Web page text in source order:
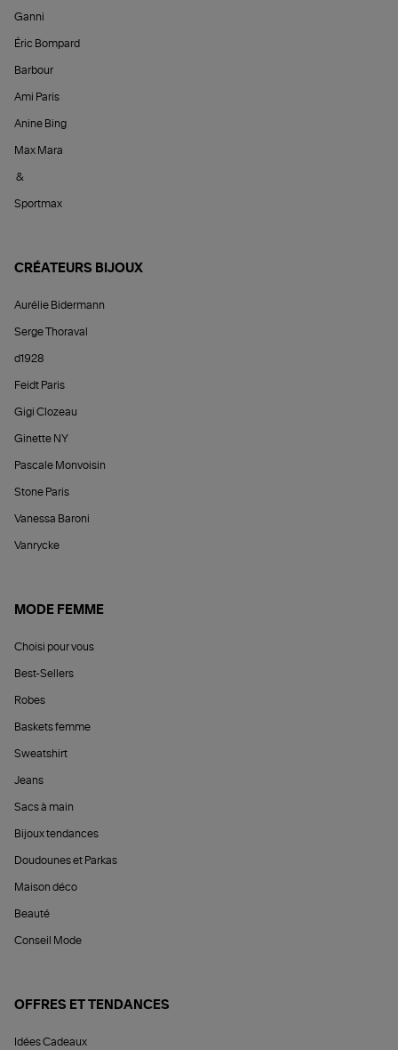
Ganni
Éric Bompard
Barbour
Ami Paris
Anine Bing
Max Mara
&
Sportmax
CRÉATEURS BIJOUX
Aurélie Bidermann
Serge Thoraval
d1928
Feidt Paris
Gigi Clozeau
Ginette NY
Pascale Monvoisin
Stone Paris
Vanessa Baroni
Vanrycke
MODE FEMME
Choisi pour vous
Best-Sellers
Robes
Baskets femme
Sweatshirt
Jeans
Sacs à main
Bijoux tendances
Doudounes et Parkas
Maison déco
Beauté
Conseil Mode
OFFRES ET TENDANCES
Idées Cadeaux